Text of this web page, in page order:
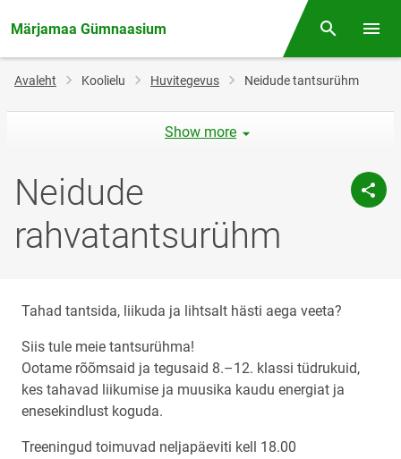
Märjamaa Gümnaasium Otsing
Jälglink
Avaleht Koolielu Huvitegevus Neidude tantsurühm
Neidude
rahvatantsurühm
Show more
Tahad tantsida, liikuda ja lihtsalt hästi aega veeta?
Siis tule meie tantsurühma!
Ootame rõõmsaid ja tegusaid 8.–12. klassi tüdrukuid,
kes tahavad liikumise ja muusika kaudu energiat ja
enesekindlust koguda.
Treeningud toimuvad neljapäeviti kell 18.00